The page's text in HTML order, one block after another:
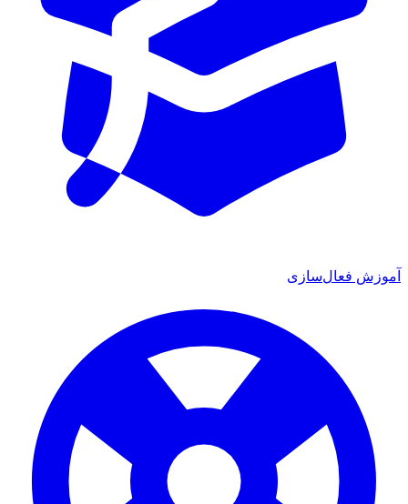
آموزش فعال‌سازی